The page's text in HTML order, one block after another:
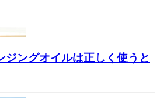
ジングオイルは正しく使うと